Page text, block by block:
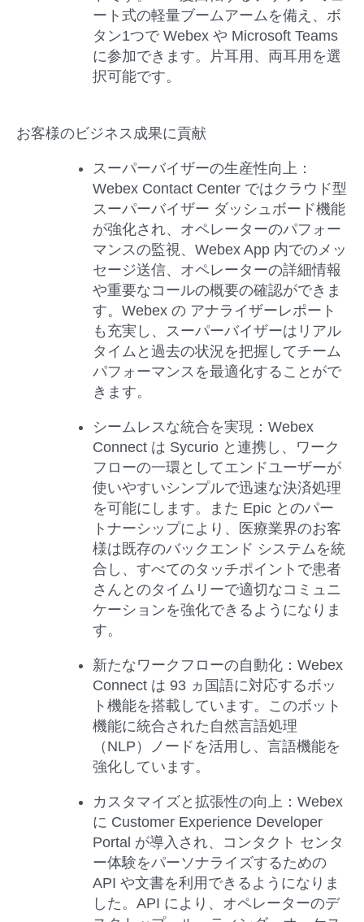
ート式の軽量ブームアームを備え、ボ
タン1つで Webex や Microsoft Teams
に参加できます。片耳用、両耳用を選
択可能です。
お客様のビジネス成果に貢献
スーパーバイザーの生産性向上：
Webex Contact Center ではクラウド型
スーパーバイザー ダッシュボード機能
が強化され、オペレーターのパフォー
マンスの監視、Webex App 内でのメッ
セージ送信、オペレーターの詳細情報
や重要なコールの概要の確認ができま
す。Webex の アナライザーレポート
も充実し、スーパーバイザーはリアル
タイムと過去の状況を把握してチーム
パフォーマンスを最適化することがで
きます。
シームレスな統合を実現：Webex
Connect は Sycurio と連携し、ワーク
フローの一環としてエンドユーザーが
使いやすいシンプルで迅速な決済処理
を可能にします。また Epic とのパー
トナーシップにより、医療業界のお客
様は既存のバックエンド システムを統
合し、すべてのタッチポイントで患者
さんとのタイムリーで適切なコミュニ
ケーションを強化できるようになりま
す。
新たなワークフローの自動化：Webex
Connect は 93 ヵ国語に対応するボッ
ト機能を搭載しています。このボット
機能に統合された自然言語処理
（NLP）ノードを活用し、言語機能を
強化しています。
カスタマイズと拡張性の向上：Webex
に Customer Experience Developer
Portal が導入され、コンタクト センタ
ー体験をパーソナライズするための
API や文書を利用できるようになりま
した。API により、オペレーターのデ